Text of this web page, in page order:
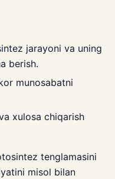
jarayoni va uning
berish.
munosabatni
xulosa chiqarish
tenglamasini
misol bilan